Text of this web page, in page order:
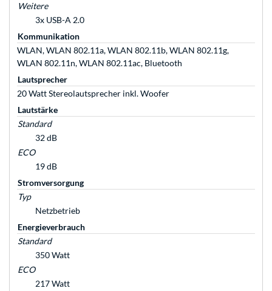
Weitere
3x USB-A 2.0
Kommunikation
WLAN, WLAN 802.11a, WLAN 802.11b, WLAN 802.11g,
WLAN 802.11n, WLAN 802.11ac, Bluetooth
Lautsprecher
20 Watt Stereolautsprecher inkl. Woofer
Lautstärke
Standard
32 dB
ECO
19 dB
Stromversorgung
Typ
Netzbetrieb
Energieverbrauch
Standard
350 Watt
ECO
217 Watt